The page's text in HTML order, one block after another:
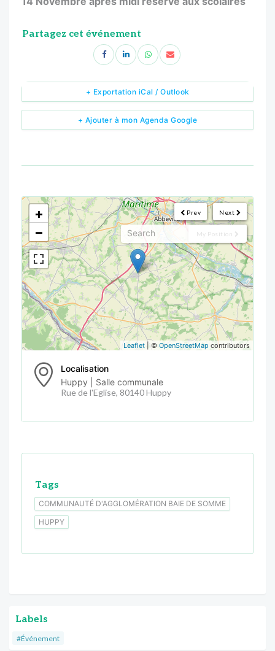
Partagez cet événement
+ Ajouter à mon Agenda Google
+ Exportation iCal / Outlook
Next
Prev
My Position
<!---->
+
−
Leaflet | © OpenStreetMap contributors
Localisation
Huppy | Salle communale
Rue de l'Eglise, 80140 Huppy
Tags
COMMUNAUTÉ D'AGGLOMÉRATION BAIE DE SOMME
HUPPY
Labels
#Événement